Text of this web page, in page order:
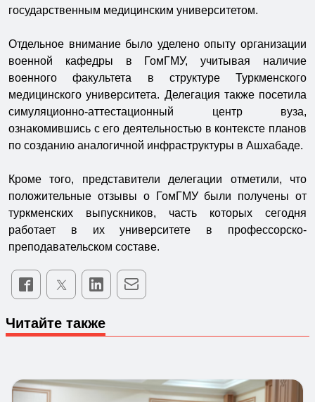
государственным медицинским университетом.
Отдельное внимание было уделено опыту организации
военной кафедры в ГомГМУ, учитывая наличие
военного факультета в структуре Туркменского
медицинского университета. Делегация также посетила
симуляционно-аттестационный центр вуза,
ознакомившись с его деятельностью в контексте планов
по созданию аналогичной инфраструктуры в Ашхабаде.
Кроме того, представители делегации отметили, что
положительные отзывы о ГомГМУ были получены от
туркменских выпускников, часть которых сегодня
работает в их университете в профессорско-
преподавательском составе.
Читайте также